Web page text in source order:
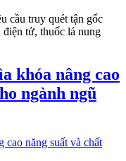
cầu truy quét tận gốc
điện tử, thuốc lá nung
khóa nâng cao
ngành ngũ